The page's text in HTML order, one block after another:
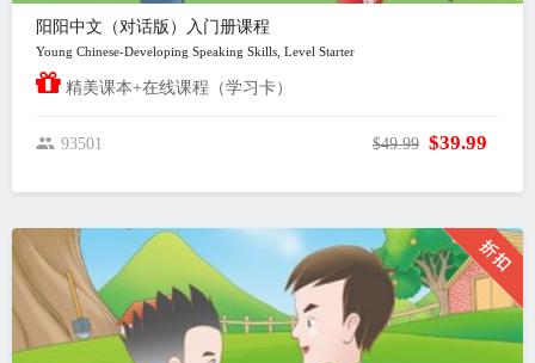
阳阳中文（对话版）入门册课程
Young Chinese-Developing Speaking Skills, Level Starter
精美课本+在线课程（学习卡）
93501 $49.99 $39.99